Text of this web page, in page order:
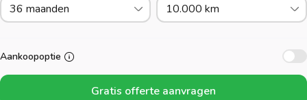
36 maanden
10.000 km
Aankoopoptie
Gratis offerte aanvragen